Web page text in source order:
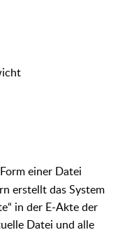
einer Datei
erstellt das System
in der E-Akte der
Datei und alle